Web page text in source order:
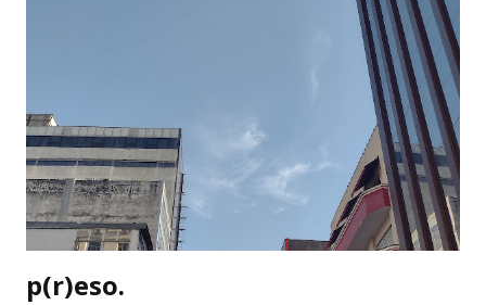
planos mentais e crio um pequeno castelo visual, mas me
desfaço da imagem logo em seguida. você está mais perto
do que antes, mas ainda sinto sua falta. agora parece não
haver cores como antes, tão cintilantes. é como o céu em
dias nublados: claro o bastante para iluminar, difuso o
suficiente para incomodar. me vejo sentindo sozinha e ao
sentir que não sou correspondida na mesma intensidade,
me despeço do que sinto, um pedaço ...
p(r)eso.